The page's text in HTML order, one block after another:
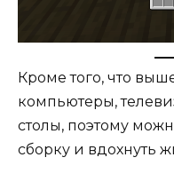
Кроме того, что
компьютеры,
столы, поэтому
сборку и вдохнуть